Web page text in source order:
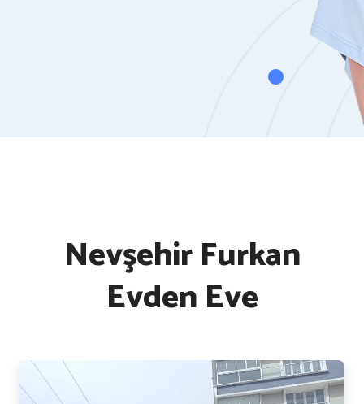
Nevşehir Furkan
Evden Eve